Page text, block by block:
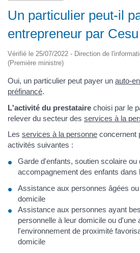
Un particulier peut-il
entrepreneur par
Vérifié le 25/07/2022 - Direction de
(Première ministre)
Oui, un particulier peut payer un auto-
préfinancé.
L'activité du prestataire choisi par le
relever du secteur des services à la
Les services à la personne concernent
activités suivantes :
Garde d'enfants, soutien scolaire ou
accompagnement des enfants dans
Assistance aux personnes âgées
domicile
Assistance aux personnes ayant
personnelle à leur domicile ou d'une
l'environnement de proximité
domicile